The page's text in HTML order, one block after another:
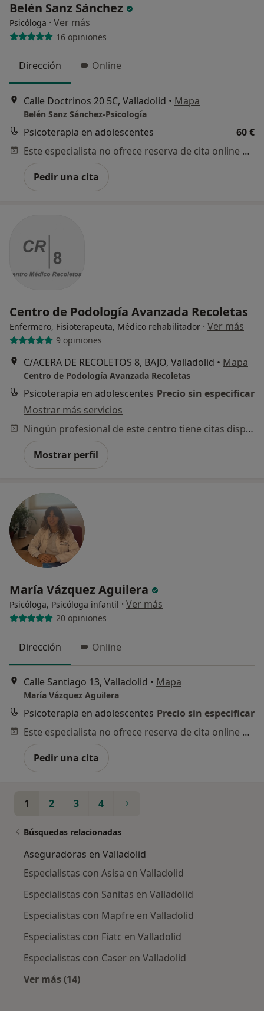
Belén Sanz Sánchez
Psicóloga · Ver más
16 opiniones
Dirección Online
Calle Doctrinos 20 5C, Valladolid • Mapa
Belén Sanz Sánchez-Psicología
Psicoterapia en adolescentes
60 €
Este especialista no ofrece reserva de cita online en esta dirección.
Pedir una cita
Centro de Podología Avanzada Recoletas
Enfermero, Fisioterapeuta, Médico rehabilitador · Ver más
9 opiniones
C/ACERA DE RECOLETOS 8, BAJO, Valladolid • Mapa
Centro de Podología Avanzada Recoletas
Psicoterapia en adolescentes Precio sin especificar
Mostrar más servicios
Ningún profesional de este centro tiene citas disponibles
Mostrar perfil
María Vázquez Aguilera
Psicóloga, Psicóloga infantil · Ver más
20 opiniones
Dirección Online
Calle Santiago 13, Valladolid • Mapa
María Vázquez Aguilera
Psicoterapia en adolescentes Precio sin especificar
Este especialista no ofrece reserva de cita online en esta dirección.
Pedir una cita
1 2 3 4
Búsquedas relacionadas
Aseguradoras en Valladolid
Especialistas con Asisa en Valladolid
Especialistas con Sanitas en Valladolid
Especialistas con Mapfre en Valladolid
Especialistas con Fiatc en Valladolid
Especialistas con Caser en Valladolid
Ver más (14)